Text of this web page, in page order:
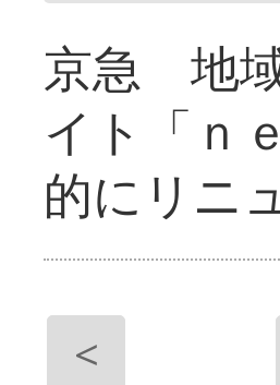
京急 地
イト「ｎ
的にリニ
<